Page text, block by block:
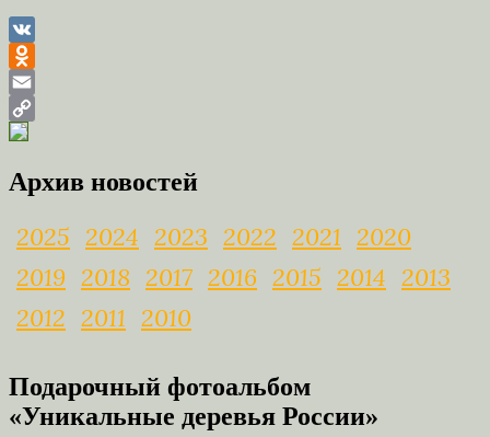
VK
Odnoklassniki
Email
Copy
Архив новостей
2025 2024 2023 2022 2021 2020
2019 2018 2017 2016 2015 2014 2013
2012 2011 2010
Подарочный фотоальбом
«Уникальные деревья России»